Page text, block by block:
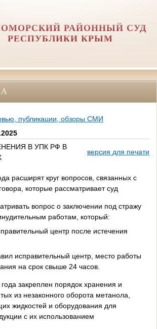
РАЙОННЫЙ СУД
РЕСПУБЛИКИ КРЫМ
публикации, обзоры СМИ
В УПК РФ В
версия для печати
расширят круг вопросов, связанных с
которые рассматривает суд
вопрос о заключении под стражу
работам, который:
центр после истечения
исправительный центр, место работы
на срок свыше 24 часов.
закреплен порядок хранения и
из незаконного оборота метанола,
жидкостей и оборудования для
с их использованием